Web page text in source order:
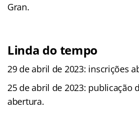
Gran.
Linda do tempo
29 de abril de 2023: inscrições
25 de abril de 2023: publicação
abertura.